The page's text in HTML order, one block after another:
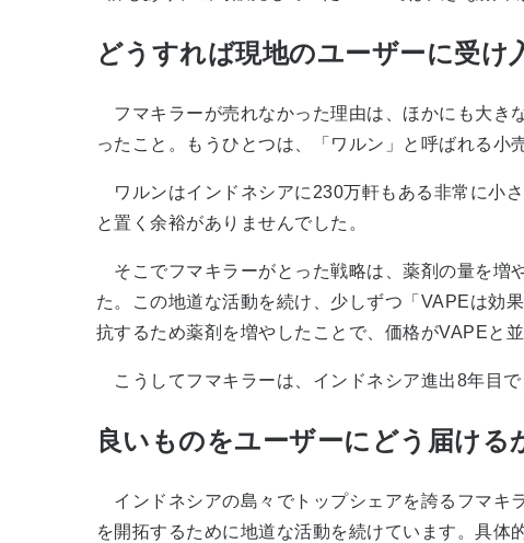
どうすれば現地のユーザーに受け
フマキラーが売れなかった理由は、ほかにも大き
ったこと。もうひとつは、「ワルン」と呼ばれる小
ワルンはインドネシアに230万軒もある非常に小
と置く余裕がありませんでした。
そこでフマキラーがとった戦略は、薬剤の量を増
た。この地道な活動を続け、少しずつ「VAPEは効
抗するため薬剤を増やしたことで、価格がVAPEと
こうしてフマキラーは、インドネシア進出8年目
良いものをユーザーにどう届ける
インドネシアの島々でトップシェアを誇るフマキ
を開拓するために地道な活動を続けています。具